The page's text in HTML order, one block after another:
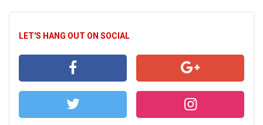
LET'S HANG OUT ON SOCIAL